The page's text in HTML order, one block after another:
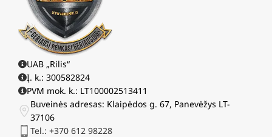
UAB „Rilis“
Į. k.: 300582824
PVM mok. k.: LT100002513411
Buveinės adresas: Klaipėdos g. 67, Panevėžys LT-
37106
Tel.: +370 612 98228